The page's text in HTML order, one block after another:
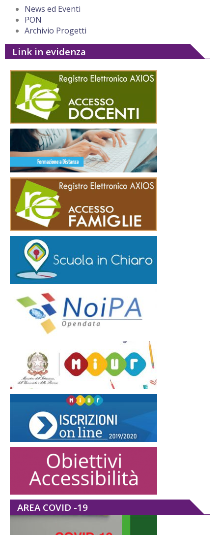
News ed Eventi
PON
Archivio Progetti
Link in evidenza
AREA COVID -19